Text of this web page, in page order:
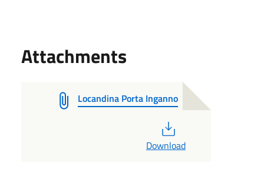
Attachments
Locandina Porta Inganno
Download